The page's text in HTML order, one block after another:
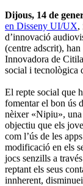
Dijous, 14 de
en Disseny UI/UX,
d’innovació
(centre adscrit),
Innovadora de
social i tecnològica
El repte social que
fomentar el bon ús
nèixer «Nipiu»,
objectiu que els
com l’ús de les
modificació en els
jocs senzills a
reptant els seus
innherent,